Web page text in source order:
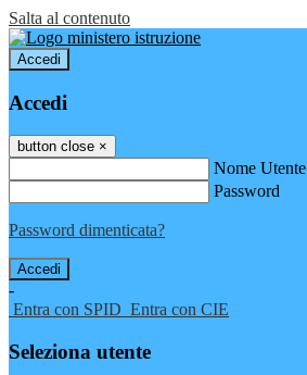
Salta al contenuto
Accedi
Accedi
button close ×
Nome Utente
Password
Password dimenticata?
-
Entra con SPID Entra con CIE
Seleziona utente